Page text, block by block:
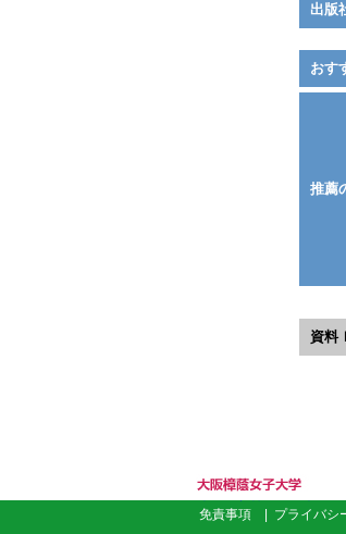
出版
おす
推薦
資料
大阪樟蔭女子大
学
免責事項| プライバシ